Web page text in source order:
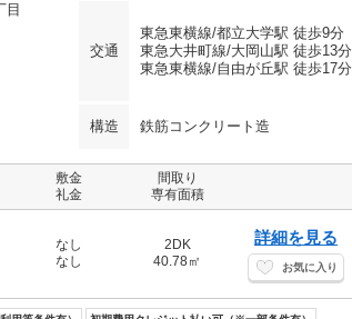
目
交通
東急東横線/都立大学駅 徒歩9分
東急大井町線/大岡山駅 徒歩13分
東急東横線/自由が丘駅 徒歩17分
構造 鉄筋コンクリート造
敷金
礼金
間取り
専有面積
なし
なし
2DK
40.78㎡
詳細を見る
お気に入り